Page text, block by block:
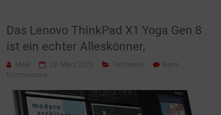
Das Lenovo ThinkPad X1 Yoga Gen 8
ist ein echter Alleskönner,
Maik 29. März 2023 Technews
Keine
Kommentare